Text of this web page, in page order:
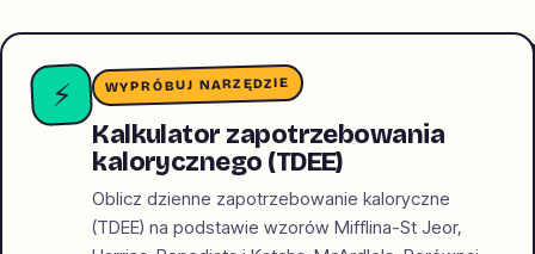
⚡ WYPRÓBUJ NARZĘDZIE
Kalkulator zapotrzebowania
kalorycznego (TDEE)
Oblicz dzienne zapotrzebowanie kaloryczne
(TDEE) na podstawie wzorów Mifflina-St Jeor,